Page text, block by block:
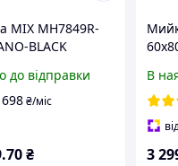
MIX MH7849R-
BLACK
крило", з
під ножі
до відправки
698₴/міс
.70₴
+
В
3